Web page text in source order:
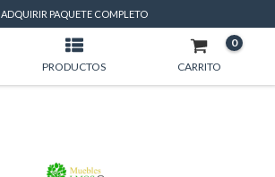
ADQUIRIR PAQUETE COMPLETO
PRODUCTOS CARRITO
0